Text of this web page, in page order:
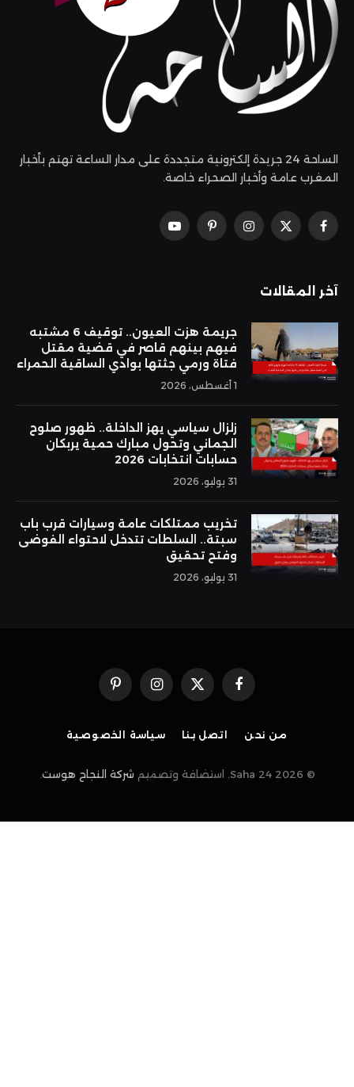
الساحة 24 جريدة إلكترونية متجددة على مدار الساعة تهتم بأخبار
المغرب عامة وأخبار الصحراء خاصة.
فيسبوك
X
الانستغرامبينتيريستيوتيوب
آخر المقالات
جريمة هزت العيون.. توقيف 6 مشتبه
فيهم بينهم قاصر في قضية مقتل
فتاة ورمي جثتها بوادي الساقية الحمراء
1 أغسطس، 2026
زلزال سياسي يهز الداخلة.. ظهور صلوح
الجماني وتحول مبارك حمية يربكان
حسابات انتخابات 2026
31 يوليو، 2026
تخريب ممتلكات عامة وسيارات قرب باب
سبتة.. السلطات تتدخل لاحتواء الفوضى
وفتح تحقيق
31 يوليو، 2026
فيسبوكX
الانستغرامبينتيريست
من نحن اتصل بنا سياسة الخصوصية
© 2026 Saha 24. استضافة وتصميم شركة النجاح هوست